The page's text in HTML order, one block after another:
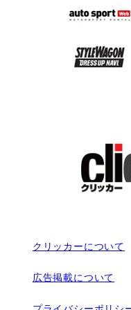
クリッカーについて
広告掲載について